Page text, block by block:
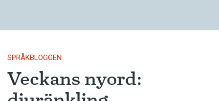
SPRÅKBLOGGEN
Veckans nyord: